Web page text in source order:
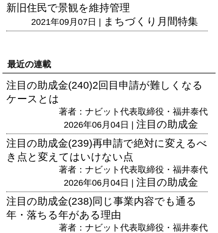
新旧住民で景観を維持管理
2021年09月07日 | まちづくり月間特集
最近の連載
注目の助成金(240)2回目申請が難しくなる
ケースとは
著者：ナビット代表取締役・福井泰代
2026年06月04日 | 注目の助成金
注目の助成金(239)再申請で絶対に変えるべ
き点と変えてはいけない点
著者：ナビット代表取締役・福井泰代
2026年06月04日 | 注目の助成金
注目の助成金(238)同じ事業内容でも通る
年・落ちる年がある理由
著者：ナビット代表取締役・福井泰代